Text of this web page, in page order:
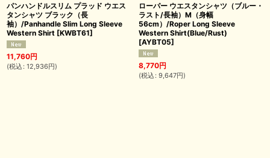
パンハンドルスリム プラッド ウエス
タンシャツ ブラック（長
袖）/Panhandle Slim Long Sleeve
Western Shirt [KWBT61]
11,760円
(税込 : 12,936円)
ローパー ウエスタンシャツ（ブルー・
ラスト/長袖）M（身幅
56cm）/Roper Long Sleeve
Western Shirt(Blue/Rust)
[AYBT05]
8,770円
(税込 : 9,647円)